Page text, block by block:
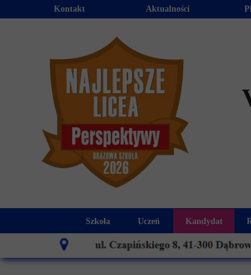
Szkoła
Historia szkoły
Uczeń
Kalendarz roku szkolnego
Kandydat
Aktualności
Kontakt